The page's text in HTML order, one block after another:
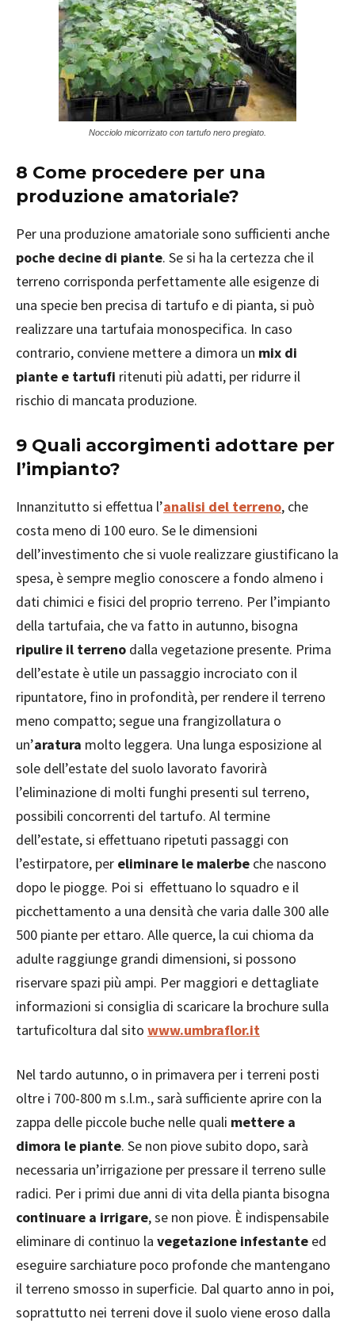
Nocciolo micorrizato con tartufo nero pregiato.
8 Come procedere per una
produzione amatoriale?
Per una produzione amatoriale sono sufficienti anche
poche decine di piante. Se si ha la certezza che il
terreno corrisponda perfettamente alle esigenze di
una specie ben precisa di tartufo e di pianta, si può
realizzare una tartufaia monospecifica. In caso
contrario, conviene mettere a dimora un mix di
piante e tartufi ritenuti più adatti, per ridurre il
rischio di mancata produzione.
9 Quali accorgimenti adottare per
l’impianto?
Innanzitutto si effettua l’analisi del terreno, che
costa meno di 100 euro. Se le dimensioni
dell’investimento che si vuole realizzare giustificano la
spesa, è sempre meglio conoscere a fondo almeno i
dati chimici e fisici del proprio terreno. Per l’impianto
della tartufaia, che va fatto in autunno, bisogna
ripulire il terreno dalla vegetazione presente. Prima
dell’estate è utile un passaggio incrociato con il
ripuntatore, fino in profondità, per rendere il terreno
meno compatto; segue una frangizollatura o
un’aratura molto leggera. Una lunga esposizione al
sole dell’estate del suolo lavorato favorirà
l’eliminazione di molti funghi presenti sul terreno,
possibili concorrenti del tartufo. Al termine
dell’estate, si effettuano ripetuti passaggi con
l’estirpatore, per eliminare le malerbe che nascono
dopo le piogge. Poi si effettuano lo squadro e il
picchettamento a una densità che varia dalle 300 alle
500 piante per ettaro. Alle querce, la cui chioma da
adulte raggiunge grandi dimensioni, si possono
riservare spazi più ampi. Per maggiori e dettagliate
informazioni si consiglia di scaricare la brochure sulla
tartuficoltura dal sito www.umbraflor.it
Nel tardo autunno, o in primavera per i terreni posti
oltre i 700-800 m s.l.m., sarà sufficiente aprire con la
zappa delle piccole buche nelle quali mettere a
dimora le piante. Se non piove subito dopo, sarà
necessaria un’irrigazione per pressare il terreno sulle
radici. Per i primi due anni di vita della pianta bisogna
continuare a irrigare, se non piove. È indispensabile
eliminare di continuo la vegetazione infestante ed
eseguire sarchiature poco profonde che mantengano
il terreno smosso in superficie. Dal quarto anno in poi,
soprattutto nei terreni dove il suolo viene eroso dalla